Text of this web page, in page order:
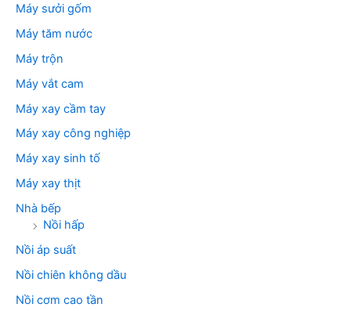
Máy sưởi gốm
Máy tăm nước
Máy trộn
Máy vắt cam
Máy xay cầm tay
Máy xay công nghiệp
Máy xay sinh tố
Máy xay thịt
Nhà bếp
Nồi hấp
Nồi áp suất
Nồi chiên không dầu
Nồi cơm cao tần